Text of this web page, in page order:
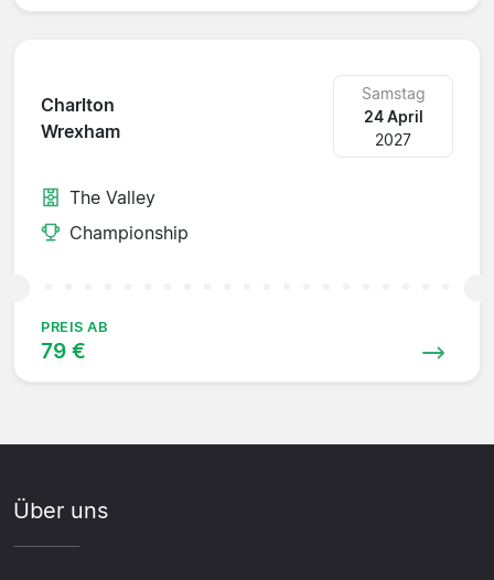
Charlton
Wrexham
Samstag
24 April
2027
The Valley
Championship
PREIS AB
79 €
Über uns